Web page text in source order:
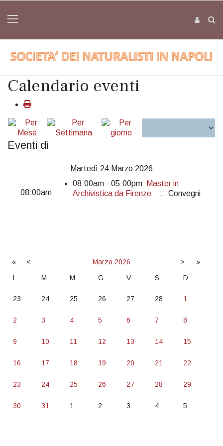
Calendario eventi
Eventi di
Martedì 24 Marzo 2026
08:00am
08:00am - 05:00pm
Master in
Archivistica da Firenze
:: Convegni
« < Marzo 2026 >
»
L
M M G V S D
23 24 25 26 27 28 1
2 3 4 5 6 7 8
9 10 11 12 13 14 15
16 17 18 19 20 21 22
23 24 25 26 27 28 29
30 31 1 2 3 4 5